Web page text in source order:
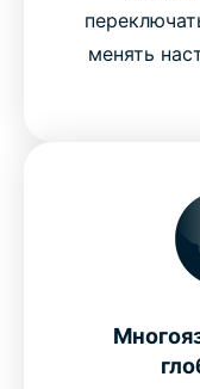
менять